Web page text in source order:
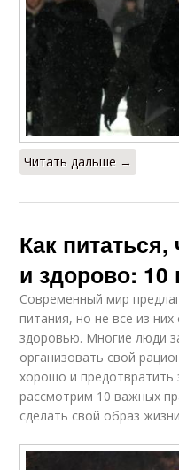
Читать дальше →
Как
и здорово:
Современный мир
питания, но не все из
здоровью. Многие люди
организовать свой
хорошо и предотвратить
рассмотрим 10 важных
сделать свой образ